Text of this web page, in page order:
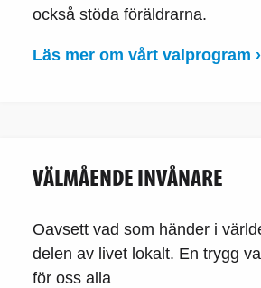
också stöda föräldrarna.
Läs mer om vårt valprogram ›
VÄLMÅENDE INVÅNARE
Oavsett vad som händer i
delen av livet lokalt. En trygg
för oss alla